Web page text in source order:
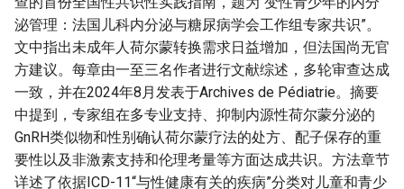
泌管理：法国儿科内分泌与糖尿病学会工作组专家共识”。
文中指出未成年人荷尔蒙转换需求日益增加，但法国尚无官
方建议。每章由一至三名作者进行文献综述，多轮审查达成
一致，并在2024年8月发表于Archives de Pédiatrie。摘要
中提到，专家组在多专业支持、抑制内源性荷尔蒙分泌的
GnRH类似物和性别确认荷尔蒙疗法的处方、配子保存的重
要性以及非激素支持和伦理考量等方面达成共识。方法章节
详述了依据ICD-11“与性健康有关的疾病”分类对儿童和青少